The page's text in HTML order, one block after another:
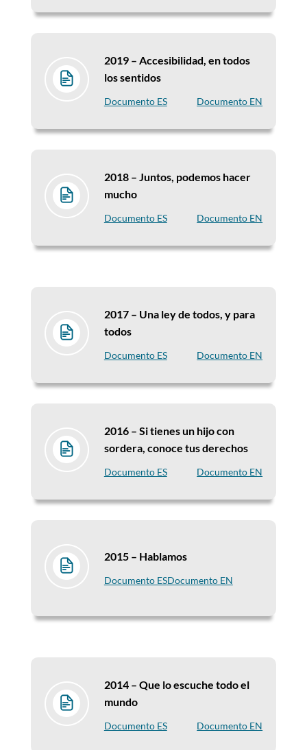
2019 – Accesibilidad, en todos
los sentidos
Documento ES Documento EN
2018 – Juntos, podemos hacer
mucho
Documento ES Documento EN
2017 – Una ley de todos, y para
todos
Documento ES Documento EN
2016 – Si tienes un hijo con
sordera, conoce tus derechos
Documento ES Documento EN
2015 – Hablamos
Documento ESDocumento EN
2014 – Que lo escuche todo el
mundo
Documento ES Documento EN